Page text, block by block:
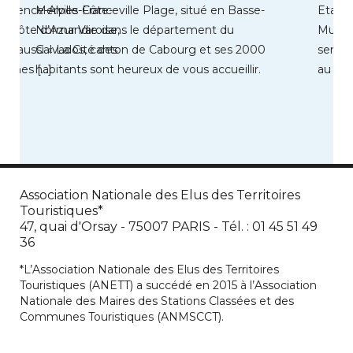
Alpes-Côte-
Côte d’Azur Varoise,
aussi « La Cité des
[…]
Merville-Franceville Plage, situé en Basse-
Normandie dans le département du
Calvados, canton de Cabourg et ses 2000
habitants sont heureux de vous accueillir.
au
Association Nationale des Elus des Territoires
Touristiques*
47, quai d'Orsay - 75007 PARIS - Tél. : 01 45 51 49
36
*L’Association Nationale des Elus des Territoires
Touristiques (ANETT) a succédé en 2015 à l’Association
Nationale des Maires des Stations Classées et des
Communes Touristiques (ANMSCCT).